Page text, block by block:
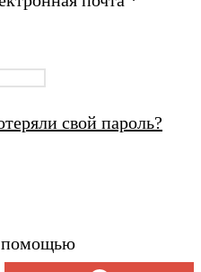
свой пароль?
помощью